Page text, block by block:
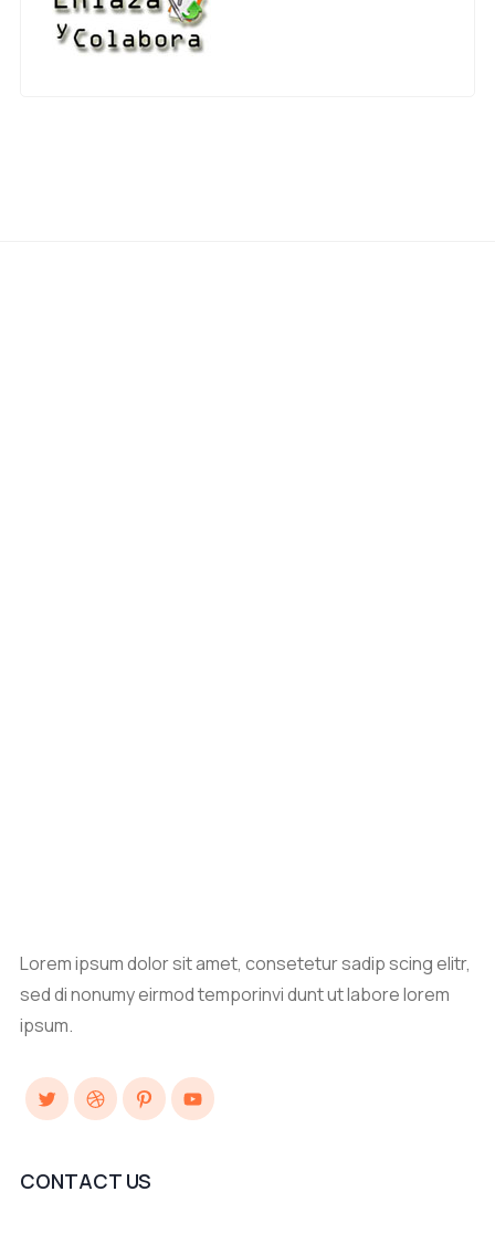
Lorem ipsum dolor sit amet, consetetur sadip scing elitr,
sed di nonumy eirmod temporinvi dunt ut labore lorem
ipsum.
TwitterDribbblePinterestYouTube
CONTACT US